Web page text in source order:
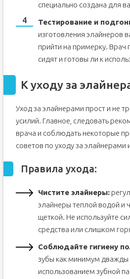
специально создана для
Тестирование и
изготовления элайнеров
прийти на примерку. Врач
сидят и готовы ли к
К уходу за
Уход за элайнерами прост и не
усилий. Главное, следовать
врача и соблюдать некоторые
советов по уходу за элайнерами
Правила ухода:
Чистите элайнеры:
элайнеры теплой водой и
щеткой. Не используйте
средства или слишком
Соблюдайте гигиену
зубы как минимум дважды
использованием зубной